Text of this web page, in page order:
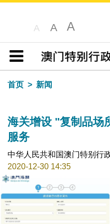
A A A
目录
首页
新闻
海关增设 "复制品场
服务
中华人民共和国澳门特别行
2020-12-30 14:35